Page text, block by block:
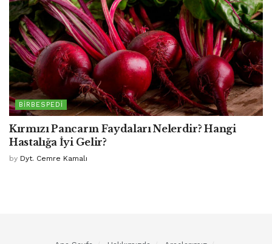
BIRBESPEDI
Kırmızı Pancarın Faydaları Nelerdir? Hangi
Hastalığa İyi Gelir?
by Dyt. Cemre Kamalı